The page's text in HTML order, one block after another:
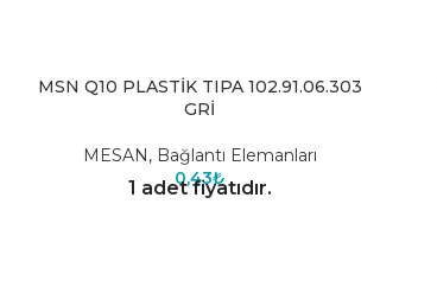
MSN Q10 PLASTİK TIPA 102.91.06.303
GRİ
MESAN, Bağlantı Elemanları
0,43₺
1 adet fiyatıdır.